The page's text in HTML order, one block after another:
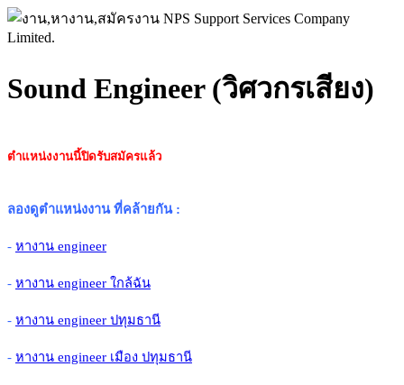
Sound Engineer (วิศวกรเสียง)
ตำแหน่งงานนี้ปิดรับสมัครแล้ว
ลองดูตำแหน่งงาน ที่คล้ายกัน:
- หางาน engineer
- หางาน engineer ใกล้ฉัน
- หางาน engineer ปทุมธานี
- หางาน engineer เมือง ปทุมธานี